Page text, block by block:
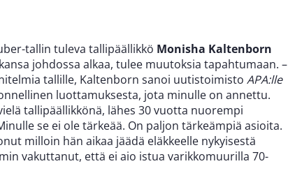
tallin tuleva tallipäällikkö Monisha Kaltenborn
johdossa alkaa, tulee muutoksia tapahtumaan. –
tallille, Kaltenborn sanoi uutistoimisto APA:lle
luottamuksesta, jota minulle on annettu.
tallipäällikkönä, lähes 30 vuotta nuorempi
se ei ole tärkeää. On paljon tärkeämpiä asioita.
milloin hän aikaa jäädä eläkkeelle nykyisestä
vakuttanut, että ei aio istua varikkomuurilla 70-